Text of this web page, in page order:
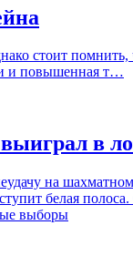
стоит
и повышенная т…
в
на
белая